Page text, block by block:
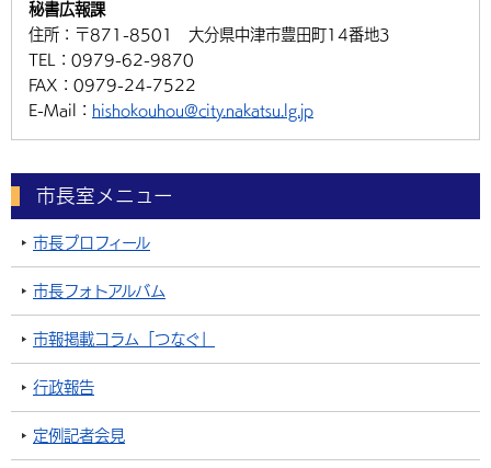
秘書広報課
住所： 〒871-8501 大分県中津市豊田町14番地3
TEL： 0979-62-9870
FAX： 0979-24-7522
E-Mail： hishokouhou@city.nakatsu.lg.jp
市長室メニュー
市長プロフィール
市長フォトアルバム
市報掲載コラム「つなぐ」
行政報告
定例記者会見